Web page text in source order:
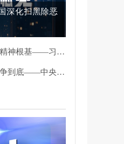
深化扫黑除恶
以坚定的理想信念筑牢精神根基——习近平党建思想理论品格系列述评之一
坚定不移与黑恶势力斗争到底——中央政法委负责同志就开展深化扫黑除恶专项斗争有关问题答记者问